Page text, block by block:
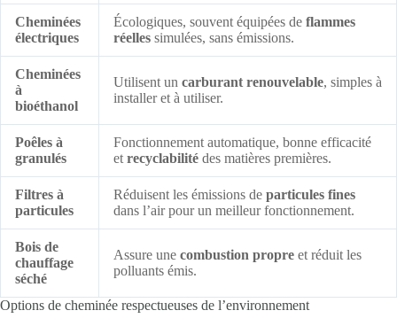
Cheminées
électriques
Écologiques, souvent équipées de flammes
réelles simulées, sans émissions.
Cheminées
à
bioéthanol
Utilisent un carburant renouvelable, simples à
installer et à utiliser.
Poêles à
granulés
Fonctionnement automatique, bonne efficacité
et recyclabilité des matières premières.
Filtres à
particules
Réduisent les émissions de particules fines
dans l’air pour un meilleur fonctionnement.
Bois de
chauffage
séché
Assure une combustion propre et réduit les
polluants émis.
Options de cheminée respectueuses de l’environnement